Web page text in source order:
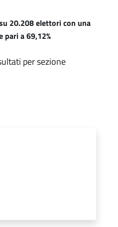
20.208 elettori con una
paria69,12%
per sezione